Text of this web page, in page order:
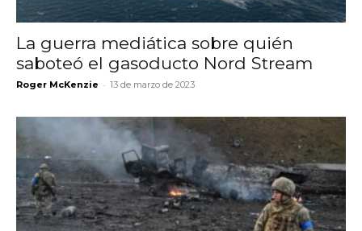
La guerra mediática sobre quién
saboteó el gasoducto Nord Stream
Roger McKenzie - 13 de marzo de 2023